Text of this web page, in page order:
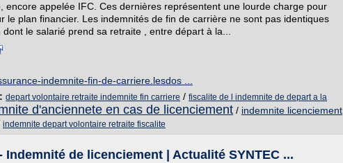
encore appelée IFC. Ces dernières représentent une lourde charge pour
le plan financier. Les indemnités de fin de carrière ne sont pas identiques
le salarié prend sa retraite , entre départ à la...
indemnite-fin-de-carriere.lesdos ...
depart volontaire retraite indemnite fin carriere / fiscalite de l indemnite de depart a la
d'anciennete en cas de licenciement / indemnite licenciement
indemnite depart volontaire retraite fiscalite
Indemnité de licenciement | Actualité SYNTEC ...